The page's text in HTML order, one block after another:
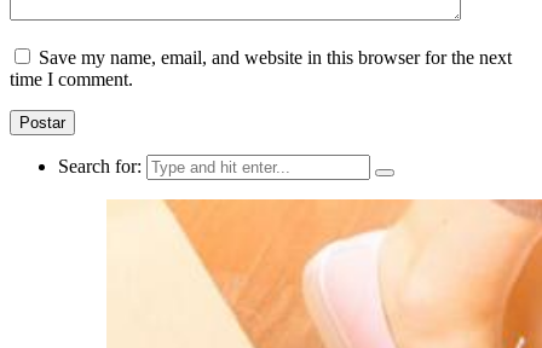
Save my name, email, and website in this browser for the next
time I comment.
Search for: